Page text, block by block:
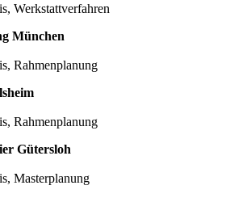
Werkstattverfahren
München
Rahmenplanung
Rahmenplanung
Gütersloh
Masterplanung